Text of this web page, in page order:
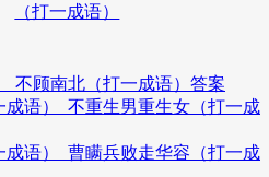
（打一成语）
不顾南北（打一成语）答案
语）_不重生男重生女（打一成
语）_曹瞒兵败走华容（打一成